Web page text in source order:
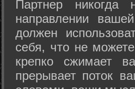
Партнер
направлении
должен
себя, что не
крепко сжимает
прерывает поток